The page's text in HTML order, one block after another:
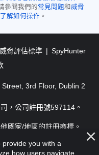
參閱我們的常見問題和威脅
解如何操作 。
脅評估標準
SpyHunter
3rd Floor, Dublin 2
，公司註冊號597114。
國家/地區的註冊商標。
留所有權利。
you with a
how users navigate